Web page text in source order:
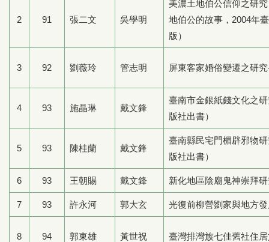
2 91 張二文 吳學明
美濃土地伯公信仰之研
地伯公的故事，2004年
版）
3 92 劉薇玲 管志明 屏東客家婚俗變遷之研
4 93 施晶琳 戴文鋒
臺南市金銀紙錢文化之
版社出書）
5 93 陳桂蘭 戴文鋒
臺南縣民宅門楣辟邪物
版社出書）
6 93 王朝賜 戴文鋒 新化地區陰廟鬼神崇拜
7 93 許永河 郭大玄 光復前柳營劉家與地方
8 94 郭東雄 黃世祝 臺灣排灣族七佳舊社住